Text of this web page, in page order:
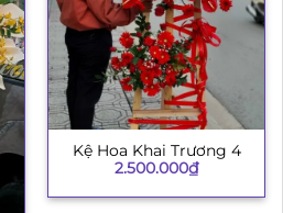
Kệ Hoa Khai Trương 4
2.500.000₫